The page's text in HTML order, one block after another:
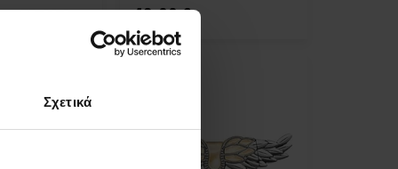
Σχετικά
75,00 € 49,00 €